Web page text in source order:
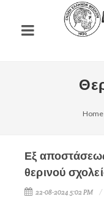
Home
Εξ
θερινού
22-08-2024 5:02 PM